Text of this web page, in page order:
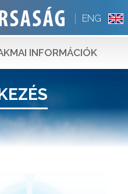
ENG
INFORMÁCIÓK